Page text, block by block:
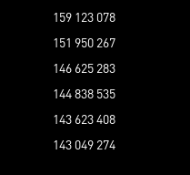
159 123 078
151 950 267
146 625 283
144 838 535
143 623 408
143 049 274